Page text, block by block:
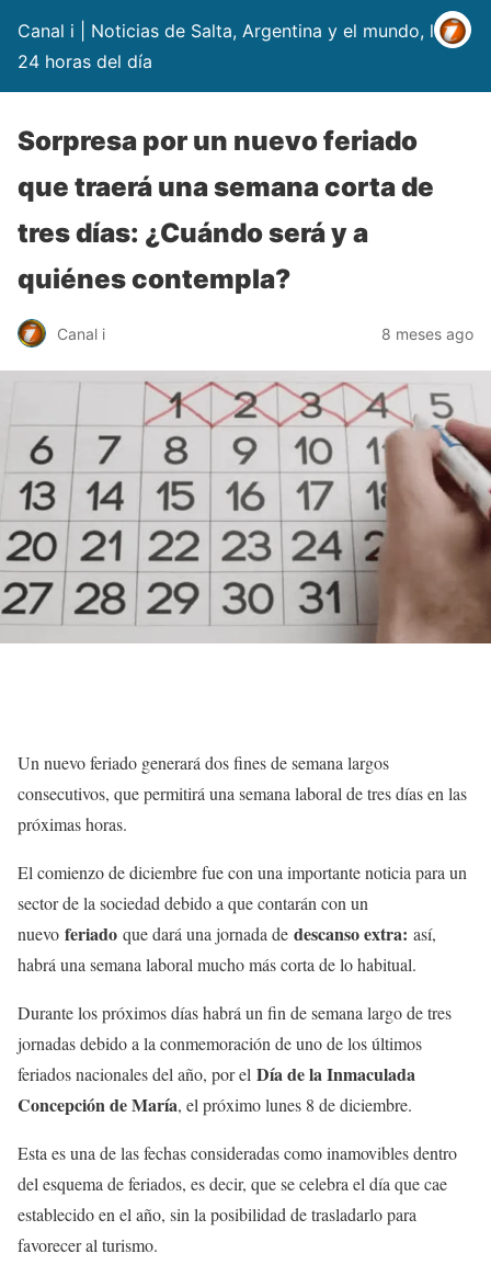
Canal i | Noticias de Salta, Argentina y el mundo, las
24 horas del día
Sorpresa por un nuevo feriado
que traerá una semana corta de
tres días: ¿Cuándo será y a
quiénes contempla?
Canal i 8 meses ago
Un nuevo feriado generará dos fines de semana largos
consecutivos, que permitirá una semana laboral de tres días en las
próximas horas.
El comienzo de diciembre fue con una importante noticia para un
sector de la sociedad debido a que contarán con un
nuevo feriado que dará una jornada de descanso extra: así,
habrá una semana laboral mucho más corta de lo habitual.
Durante los próximos días habrá un fin de semana largo de tres
jornadas debido a la conmemoración de uno de los últimos
feriados nacionales del año, por el Día de la Inmaculada
Concepción de María, el próximo lunes 8 de diciembre.
Esta es una de las fechas consideradas como inamovibles dentro
del esquema de feriados, es decir, que se celebra el día que cae
establecido en el año, sin la posibilidad de trasladarlo para
favorecer al turismo.